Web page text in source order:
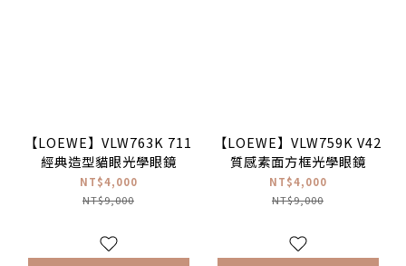
【LOEWE】VLW763K 711
經典造型貓眼光學眼鏡
NT$4,000
NT$9,000
【LOEWE】VLW759K V42
質感素面方框光學眼鏡
NT$4,000
NT$9,000